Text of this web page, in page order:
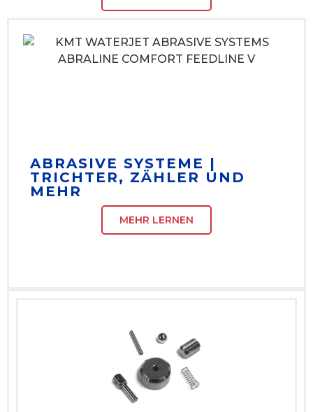
ABRASIVE SYSTEME |
TRICHTER, ZÄHLER UND
MEHR
MEHR LERNEN